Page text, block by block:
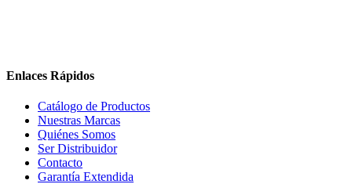
Enlaces Rápidos
Catálogo de Productos
Nuestras Marcas
Quiénes Somos
Ser Distribuidor
Contacto
Garantía Extendida